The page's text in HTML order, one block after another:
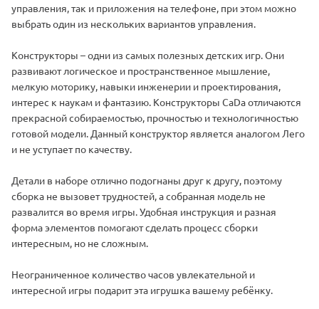
управления, так и приложения на телефоне, при этом можно
выбрать один из нескольких вариантов управления.
Конструкторы – одни из самых полезных детских игр. Они
развивают логическое и пространственное мышление,
мелкую моторику, навыки инженерии и проектирования,
интерес к наукам и фантазию. Конструкторы CaDa отличаются
прекрасной собираемостью, прочностью и технологичностью
готовой модели. Данный конструктор является аналогом Лего
и не уступает по качеству.
Детали в наборе отлично подогнаны друг к другу, поэтому
сборка не вызовет трудностей, а собранная модель не
развалится во время игры. Удобная инструкция и разная
форма элементов помогают сделать процесс сборки
интересным, но не сложным.
Неограниченное количество часов увлекательной и
интересной игры подарит эта игрушка вашему ребёнку.